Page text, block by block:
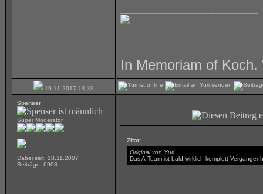
In Memoriam of
19.11.2017 18:38
Spenser
Super Moderator
Dabei seit: 18.11.2007
Beiträge: 6908
Zitat:
Original von Yuri
Das A-Team ist bald wirklich komplett